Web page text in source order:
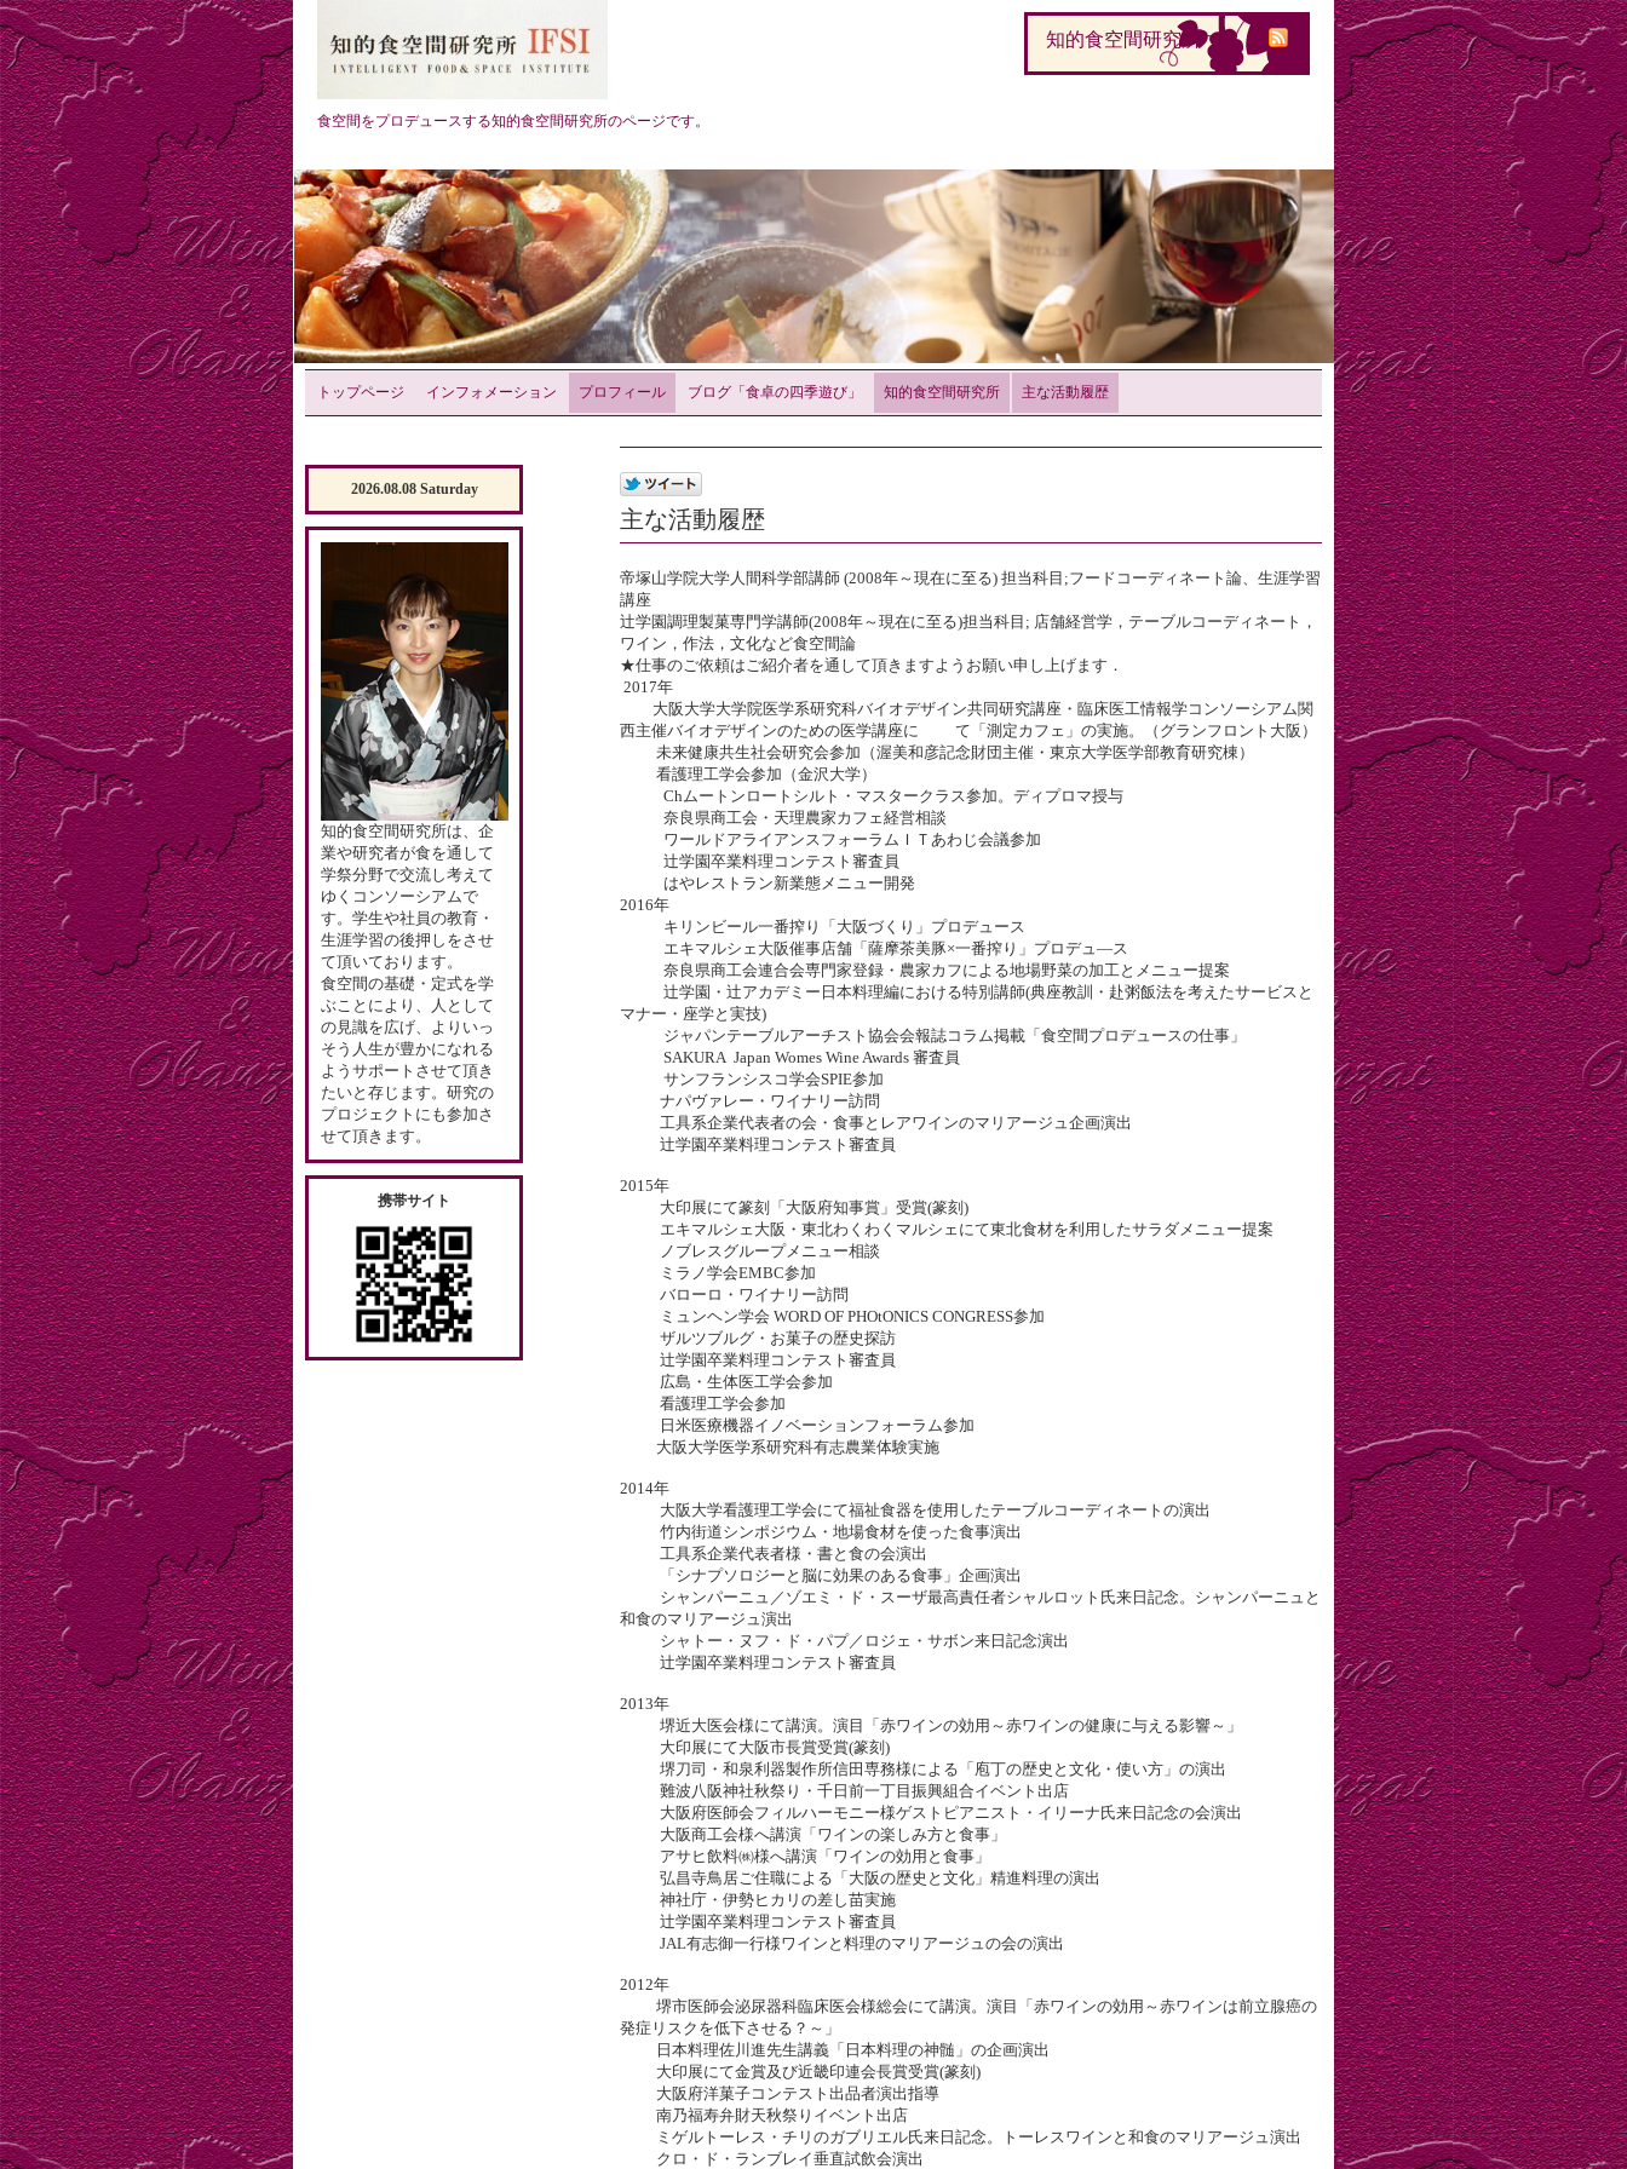
知的食空間研究所
食空間をプロデュースする知的食空間研究所のページです。
トップページ インフォメーション プロフィール ブログ「食卓の四季遊び」 知的食空間研究所 主な活動履歴
主な活動履歴
帝塚山学院大学人間科学部講師 (2008年～現在に至る) 担当科目;フードコーディネート論、生涯学習
講座
辻学園調理製菓専門学講師(2008年～現在に至る)担当科目; 店舗経営学，テーブルコーディネート，
ワイン，作法，文化など食空間論
★仕事のご依頼はご紹介者を通して頂きますようお願い申し上げます．
2017年
大阪大学大学院医学系研究科バイオデザイン共同研究講座・臨床医工情報学コンソーシアム関
西主催バイオデザインのための医学講座に て「測定カフェ」の実施。（グランフロント大阪）
未来健康共生社会研究会参加（渥美和彦記念財団主催・東京大学医学部教育研究棟）
看護理工学会参加（金沢大学）
Chムートンロートシルト・マスタークラス参加。ディプロマ授与
奈良県商工会・天理農家カフェ経営相談
ワールドアライアンスフォーラムＩＴあわじ会議参加
辻学園卒業料理コンテスト審査員
はやレストラン新業態メニュー開発
2016年
キリンビール一番搾り「大阪づくり」プロデュース
エキマルシェ大阪催事店舗「薩摩茶美豚×一番搾り」プロデュ―ス
奈良県商工会連合会専門家登録・農家カフによる地場野菜の加工とメニュー提案
辻学園・辻アカデミー日本料理編における特別講師(典座教訓・赴粥飯法を考えたサービスと
マナー・座学と実技)
ジャパンテーブルアーチスト協会会報誌コラム掲載「食空間プロデュースの仕事」
SAKURA Japan Womes Wine Awards 審査員
サンフランシスコ学会SPIE参加
ナパヴァレー・ワイナリー訪問
工具系企業代表者の会・食事とレアワインのマリアージュ企画演出
辻学園卒業料理コンテスト審査員
2015年
大印展にて篆刻「大阪府知事賞」受賞(篆刻)
エキマルシェ大阪・東北わくわくマルシェにて東北食材を利用したサラダメニュー提案
ノブレスグループメニュー相談
ミラノ学会EMBC参加
バローロ・ワイナリー訪問
ミュンヘン学会 WORD OF PHOtONICS CONGRESS参加
ザルツブルグ・お菓子の歴史探訪
辻学園卒業料理コンテスト審査員
広島・生体医工学会参加
看護理工学会参加
日米医療機器イノベーションフォーラム参加
大阪大学医学系研究科有志農業体験実施
2014年
大阪大学看護理工学会にて福祉食器を使用したテーブルコーディネートの演出
竹内街道シンポジウム・地場食材を使った食事演出
工具系企業代表者様・書と食の会演出
「シナプソロジーと脳に効果のある食事」企画演出
シャンパーニュ／ゾエミ・ド・スーザ最高責任者シャルロット氏来日記念。シャンパーニュと
和食のマリアージュ演出
シャトー・ヌフ・ド・パプ／ロジェ・サボン来日記念演出
辻学園卒業料理コンテスト審査員
2013年
堺近大医会様にて講演。演目「赤ワインの効用～赤ワインの健康に与える影響～」
大印展にて大阪市長賞受賞(篆刻)
堺刀司・和泉利器製作所信田専務様による「庖丁の歴史と文化・使い方」の演出
難波八阪神社秋祭り・千日前一丁目振興組合イベント出店
大阪府医師会フィルハーモニー様ゲストピアニスト・イリーナ氏来日記念の会演出
大阪商工会様へ講演「ワインの楽しみ方と食事」
アサヒ飲料㈱様へ講演「ワインの効用と食事」
弘昌寺鳥居ご住職による「大阪の歴史と文化」精進料理の演出
神社庁・伊勢ヒカリの差し苗実施
辻学園卒業料理コンテスト審査員
JAL有志御一行様ワインと料理のマリアージュの会の演出
2012年
堺市医師会泌尿器科臨床医会様総会にて講演。演目「赤ワインの効用～赤ワインは前立腺癌の
発症リスクを低下させる？～」
日本料理佐川進先生講義「日本料理の神髄」の企画演出
大印展にて金賞及び近畿印連会長賞受賞(篆刻)
大阪府洋菓子コンテスト出品者演出指導
南乃福寿弁財天秋祭りイベント出店
ミゲルトーレス・チリのガブリエル氏来日記念。トーレスワインと和食のマリアージュ演出
クロ・ド・ランブレイ垂直試飲会演出
2026.08.08 Saturday
知的食空間研究所は、企
業や研究者が食を通して
学祭分野で交流し考えて
ゆくコンソーシアムで
す。学生や社員の教育・
生涯学習の後押しをさせ
て頂いております。
食空間の基礎・定式を学
ぶことにより、人として
の見識を広げ、よりいっ
そう人生が豊かになれる
ようサポートさせて頂き
たいと存じます。研究の
プロジェクトにも参加さ
せて頂きます。
携帯サイト